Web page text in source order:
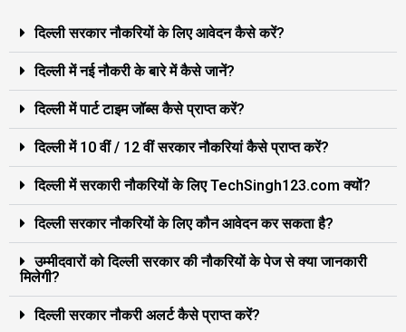
दिल्ली सरकार नौकरियों के लिए आवेदन कैसे करें?
दिल्ली में नई नौकरी के बारे में कैसे जानें?
दिल्ली में पार्ट टाइम जॉब्स कैसे प्राप्त करें?
दिल्ली में 10 वीं / 12 वीं सरकार नौकरियां कैसे प्राप्त करें?
दिल्ली में सरकारी नौकरियों के लिए TechSingh123.com क्यों?
दिल्ली सरकार नौकरियों के लिए कौन आवेदन कर सकता है?
उम्मीदवारों को दिल्ली सरकार की नौकरियों के पेज से क्या जानकारी
मिलेगी?
दिल्ली सरकार नौकरी अलर्ट कैसे प्राप्त करें?